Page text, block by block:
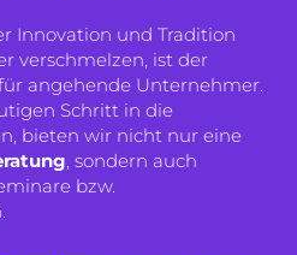
Innovation und Tradition
verschmelzen, ist der
angehende Unternehmer.
Schritt in die
bieten wir nicht nur eine
, sondern auch
bzw.